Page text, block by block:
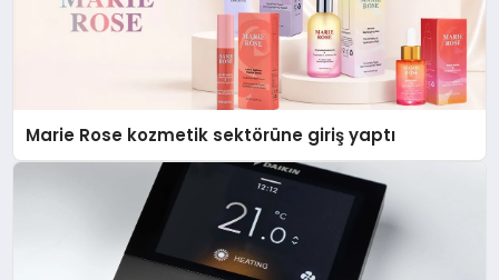
Marie Rose kozmetik sektörüne giriş yaptı